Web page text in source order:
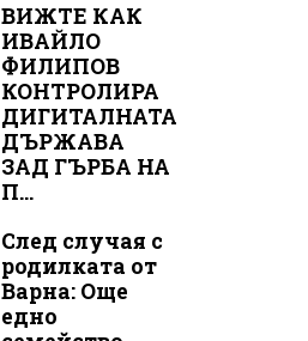
ВИЖТЕ КАК
ИВАЙЛО
ФИЛИПОВ
КОНТРОЛИРА
ДИГИТАЛНАТА
ДЪРЖАВА
ЗАД ГЪРБА НА
П...
След случая с
родилката от
Варна: Още
едно